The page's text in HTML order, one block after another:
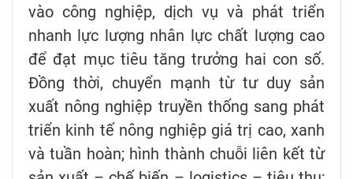
vào công nghiệp, dịch vụ và phát triển
nhanh lực lượng nhân lực chất lượng cao
để đạt mục tiêu tăng trưởng hai con số.
Đồng thời, chuyển mạnh từ tư duy sản
xuất nông nghiệp truyền thống sang phát
triển kinh tế nông nghiệp giá trị cao, xanh
và tuần hoàn; hình thành chuỗi liên kết từ